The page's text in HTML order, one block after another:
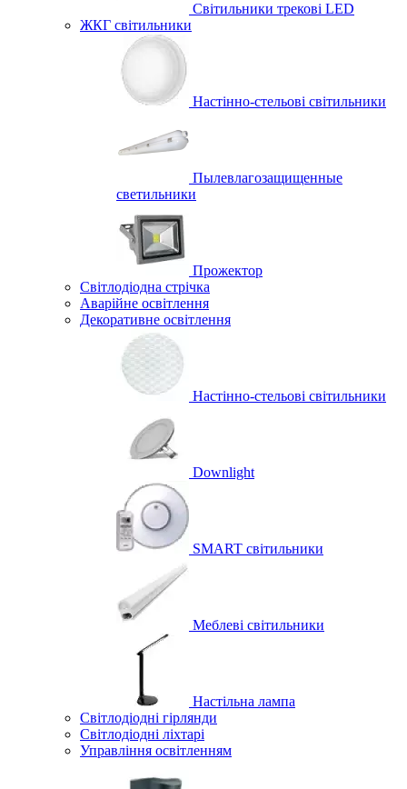
Світильники трекові LED
ЖКГ світильники
Настінно-стельові світильники
Пылевлагозащищенные
светильники
Прожектор
Світлодіодна стрічка
Аварійне освітлення
Декоративне освітлення
Настінно-стельові світильники
Downlight
SMART світильники
Меблеві світильники
Настільна лампа
Світлодіодні гірлянди
Світлодіодні ліхтарі
Управління освітленням